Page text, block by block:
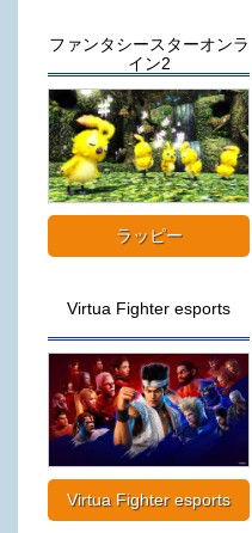
ファンタシースターオンラ
イン2
ラッピー
Virtua Fighter esports
Virtua Fighter esports